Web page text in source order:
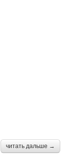
читать дальше →